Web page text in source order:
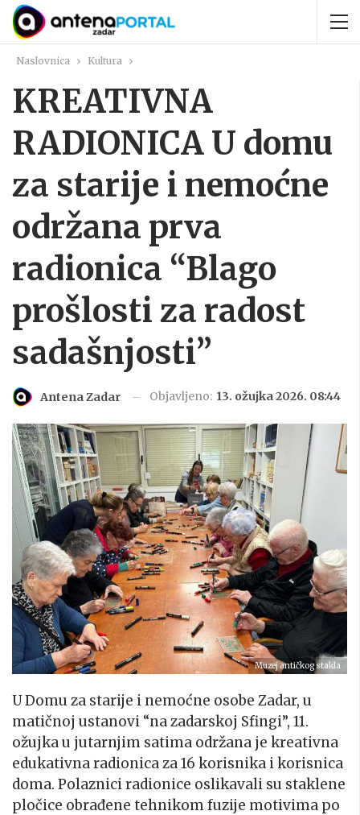
Naslovnica Kultura
KREATIVNA
RADIONICA U domu
za starije i nemoćne
održana prva
radionica “Blago
prošlosti za radost
sadašnjosti”
Antena Zadar Objavljeno: 13. ožujka 2026. 08:44
Muzej antičkog stakla
U Domu za starije i nemoćne osobe Zadar, u
matičnoj ustanovi “na zadarskoj Sfingi”, 11.
ožujka u jutarnjim satima održana je kreativna
edukativna radionica za 16 korisnika i korisnica
doma. Polaznici radionice oslikavali su staklene
pločice obrađene tehnikom fuzije motivima po